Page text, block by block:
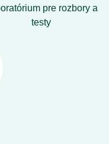
pre rozbory a
testy